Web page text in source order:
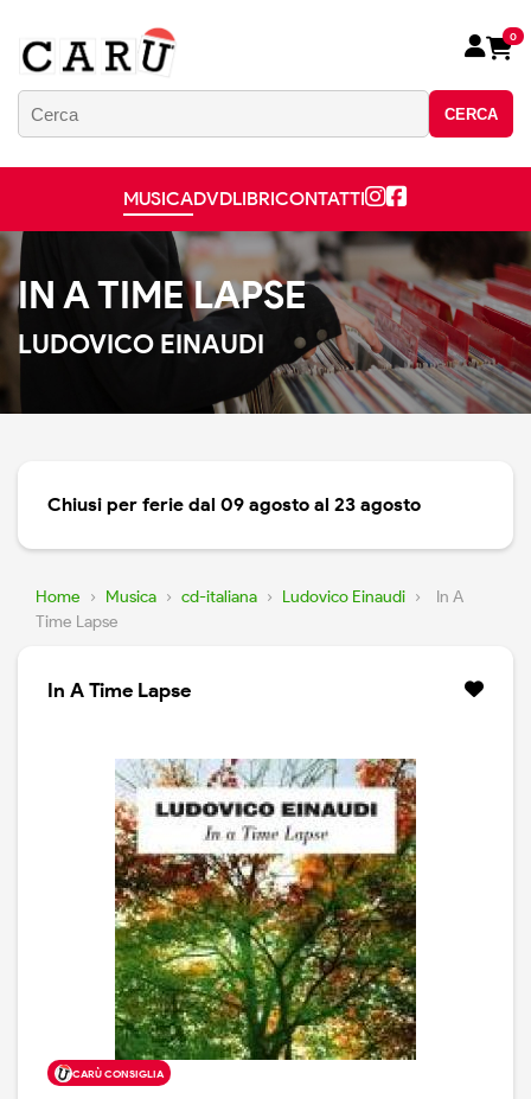
CERCA
0
MUSICADVDLIBRICONTATTI
IN A TIME LAPSE
LUDOVICO EINAUDI
Chiusi per ferie dal 09 agosto al 23 agosto
Home › Musica › cd-italiana › Ludovico Einaudi ›
In A
Time Lapse
In A Time Lapse
CARÙ CONSIGLIA